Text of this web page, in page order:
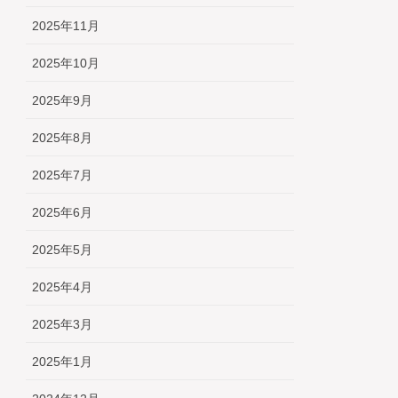
2025年11月
2025年10月
2025年9月
2025年8月
2025年7月
2025年6月
2025年5月
2025年4月
2025年3月
2025年1月